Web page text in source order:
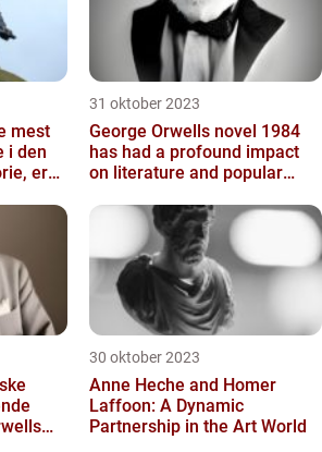
mest
i den
er
31 oktober 2023
George Orwells novel 1984
has had a profound impact
on literature and popular
30 oktober 2023
Anne Heche and Homer
Laffoon: A Dynamic
Partnership in the Art World